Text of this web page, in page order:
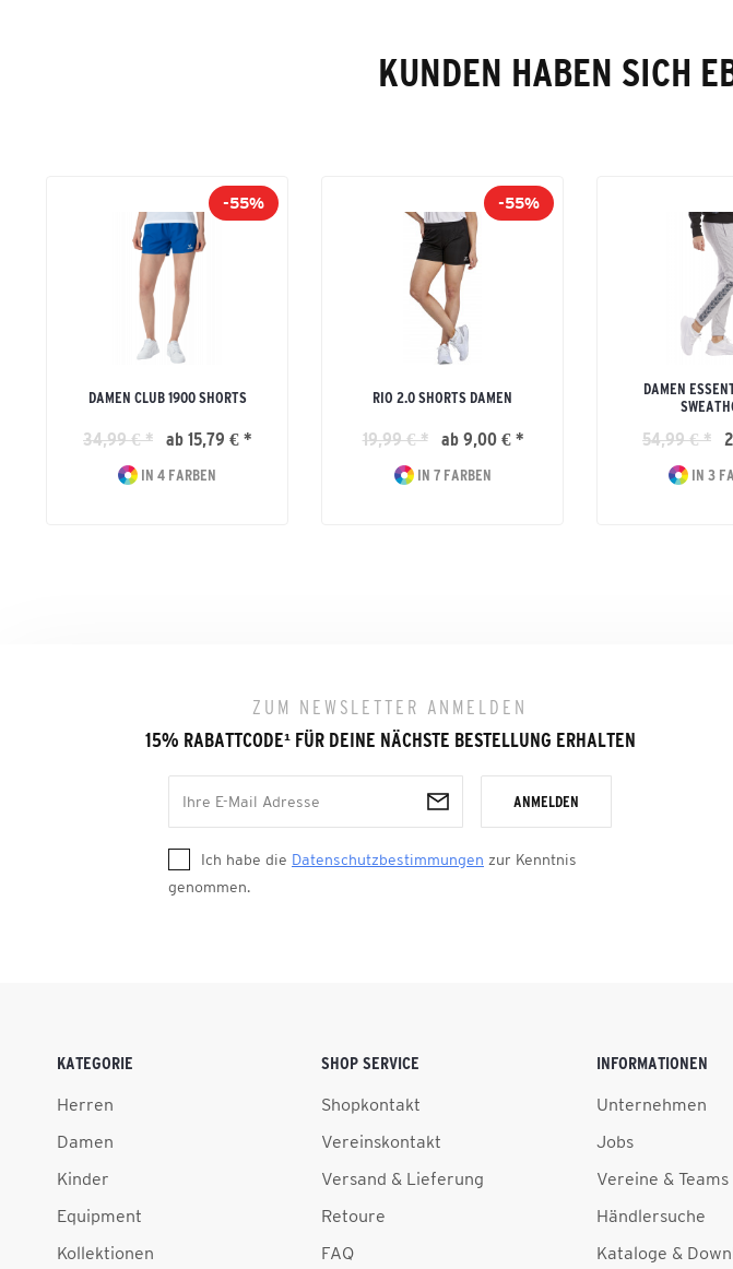
KUNDEN HABEN SICH
-55%
DAMEN CLUB 1900 SHORTS
34,99 € * ab 15,79 € *
IN 4 FARBEN
-55%
RIO 2.0 SHORTS DAMEN
19,99 € * ab 9,00 € *
IN 7 FARBEN
DAMEN
54,99 € *
IN 3
ZUM NEWSLETTER ANMELDEN
15% RABATTCODE¹FÜR DEINE NÄCHSTE BESTELLUNG ERHALTEN
ANMELDEN
Ich habe die Datenschutzbestimmungen zur Kenntnis
genommen.
KATEGORIE
Herren
Damen
Kinder
Equipment
Kollektionen
SHOP SERVICE
Shopkontakt
Vereinskontakt
Versand & Lieferung
Retoure
FAQ
INFORMATIONEN
Unternehmen
Jobs
Vereine & Teams
Händlersuche
Kataloge &